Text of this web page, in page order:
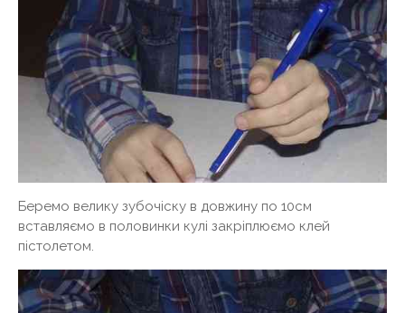
Беремо велику зубочіску в довжину по 10см
вставляємо в половинки кулі закріплюємо клей
пістолетом.